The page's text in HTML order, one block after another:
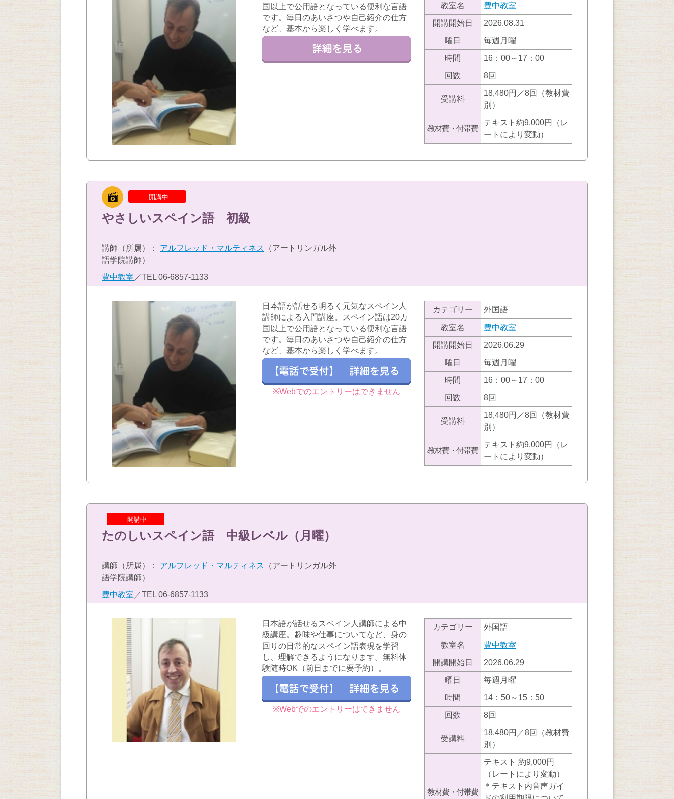
国以上で公用語となっている便利な言語
です。毎日のあいさつや自己紹介の仕方
など、基本から楽しく学べます。
教室名 豊中教室
開講開始日 2026.08.31
曜日 毎週月曜
時間 16：00～17：00
回数 8回
受講料
18,480円／8回（教材費
別）
教材費・付帯費
テキスト約9,000円（レ
ートにより変動）
開講中
やさしいスペイン語 初級
講師（所属）： アルフレッド・マルティネス
（アートリンガル外
語学院講師）
豊中教室 ／TEL 06-6857-1133
日本語が話せる明るく元気なスペイン人
講師による入門講座。スペイン語は20カ
国以上で公用語となっている便利な言語
です。毎日のあいさつや自己紹介の仕方
など、基本から楽しく学べます。
※Webでのエントリーはできません
カテゴリー 外国語
教室名 豊中教室
開講開始日 2026.06.29
曜日 毎週月曜
時間 16：00～17：00
回数 8回
受講料
18,480円／8回（教材費
別）
教材費・付帯費
テキスト約9,000円（レ
ートにより変動）
開講中
たのしいスペイン語 中級レベル（月曜）
講師（所属）： アルフレッド・マルティネス
（アートリンガル外
語学院講師）
豊中教室 ／TEL 06-6857-1133
日本語が話せるスペイン人講師による中
級講座。趣味や仕事についてなど、身の
回りの日常的なスペイン語表現を学習
し、理解できるようになります。無料体
験随時OK（前日までに要予約）。
※Webでのエントリーはできません
カテゴリー 外国語
教室名 豊中教室
開講開始日 2026.06.29
曜日 毎週月曜
時間 14：50～15：50
回数 8回
受講料
18,480円／8回（教材費
別）
教材費・付帯費
テキスト 約9,000円
（レートにより変動）
＊テキスト内音声ガイ